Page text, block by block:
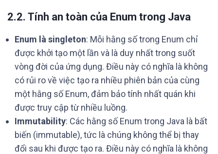
2.2. Tính an toàn của Enum trong Java
Enum là singleton: Mỗi hằng số trong Enum chỉ
được khởi tạo một lần và là duy nhất trong suốt
vòng đời của ứng dụng. Điều này có nghĩa là không
có rủi ro về việc tạo ra nhiều phiên bản của cùng
một hằng số Enum, đảm bảo tính nhất quán khi
được truy cập từ nhiều luồng.
Immutability: Các hằng số Enum trong Java là bất
biến (immutable), tức là chúng không thể bị thay
đổi sau khi được tạo ra. Điều này có nghĩa là không